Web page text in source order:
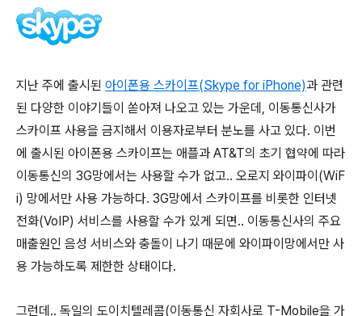
지난 주에 출시된 아이폰용 스카이프(Skype for iPhone)과 관련
된 다양한 이야기들이 쏟아져 나오고 있는 가운데, 이동통신사가
스카이프 사용을 금지해서 이용자로부터 분노를 사고 있다. 이번
에 출시된 아이폰용 스카이프는 애플과 AT&T의 초기 협약에 따라
이동통신의 3G망에서는 사용할 수가 없고.. 오로지 와이파이(WiF
i) 망에서만 사용 가능하다. 3G망에서 스카이프를 비롯한 인터넷
전화(VoIP) 서비스를 사용할 수가 있게 되면.. 이동통신사의 주요
매출원인 음성 서비스와 충돌이 나기 때문에 와이파이망에서만 사
용 가능하도록 제한한 상태이다.
그런데.. 독일의 도이치텔레콤(이동통신 자회사로 T-Mobile을 가